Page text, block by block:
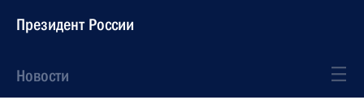
Президент России
Новости